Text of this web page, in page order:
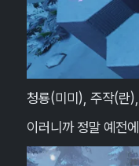
청룡(미미), 주작(란
이러니까 정말 예전